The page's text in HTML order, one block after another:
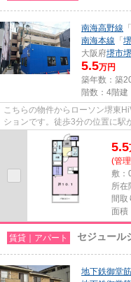
南海高野線 「
南海本線 「 堺
大阪府堺市
5.5万円
築年数：築
階数：4階建
こちらの物件からローソン堺東
ションです。徒歩3分の位置に駅
ごみ捨ての煩わしさを軽減しま...
5.5
(管
敷：
所在
間取
面積
賃貸｜アパート セジュール
地下鉄御堂